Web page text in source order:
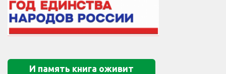
И память книга оживит